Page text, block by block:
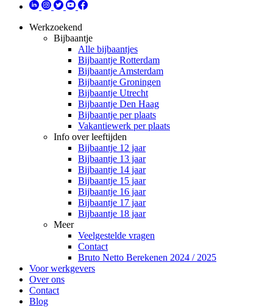
Werkzoekend
Bijbaantje
Alle bijbaantjes
Bijbaantje Rotterdam
Bijbaantje Amsterdam
Bijbaantje Groningen
Bijbaantje Utrecht
Bijbaantje Den Haag
Bijbaantje per plaats
Vakantiewerk per plaats
Info over leeftijden
Bijbaantje 12 jaar
Bijbaantje 13 jaar
Bijbaantje 14 jaar
Bijbaantje 15 jaar
Bijbaantje 16 jaar
Bijbaantje 17 jaar
Bijbaantje 18 jaar
Meer
Veelgestelde vragen
Contact
Bruto Netto Berekenen 2024 / 2025
Voor werkgevers
Over ons
Contact
Blog